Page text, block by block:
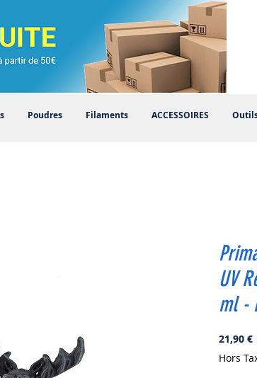
Poudres Filaments ACCESSOIRES
UV
ml -
21,90 €
Hors